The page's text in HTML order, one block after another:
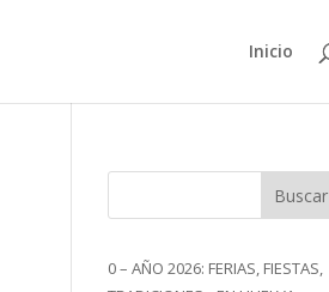
Inicio
Buscar
0 – AÑO 2026: FERIAS, FIESTAS,